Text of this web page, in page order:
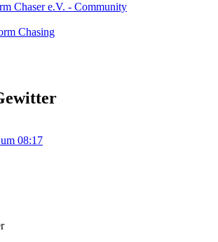
Chaser e.V. - Community
Chasing
08:17